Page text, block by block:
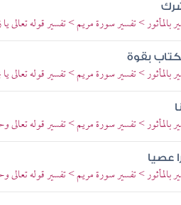
بالمأثور > تفسير سورة مريم > تفسير قوله تعالى
بقوة
بالمأثور > تفسير سورة مريم > تفسير قوله تعالى
بالمأثور > تفسير سورة مريم > تفسير قوله تعالى
عصيا
بالمأثور > تفسير سورة مريم > تفسير قوله تعالى